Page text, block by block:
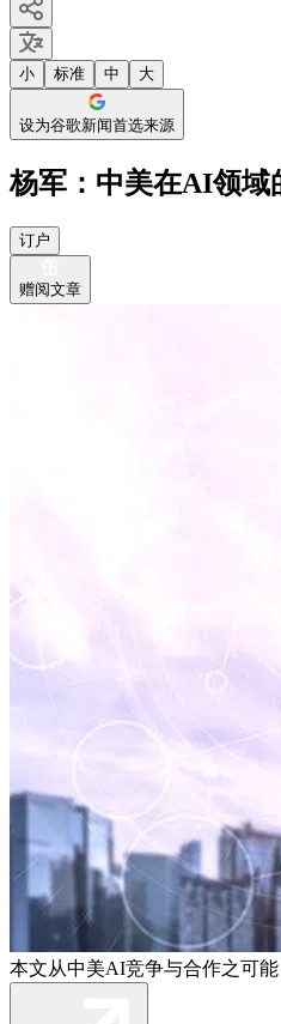
小 标准 中 大
设为谷歌新闻首选来源
杨军：中美在AI领
订户
赠阅文章
本文从中美AI竞争与合作之可